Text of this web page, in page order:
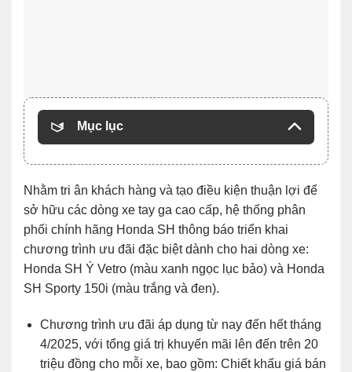
Mục lục
Nhằm tri ân khách hàng và tạo điều kiện thuận lợi để
sở hữu các dòng xe tay ga cao cấp, hệ thống phân
phối chính hãng Honda SH thông báo triển khai
chương trình ưu đãi đặc biệt dành cho hai dòng xe:
Honda SH Ý Vetro (màu xanh ngọc lục bảo) và Honda
SH Sporty 150i (màu trắng và đen).
Chương trình ưu đãi áp dụng từ nay đến hết tháng
4/2025, với tổng giá trị khuyến mãi lên đến trên 20
triệu đồng cho mỗi xe, bao gồm: Chiết khấu giá bán